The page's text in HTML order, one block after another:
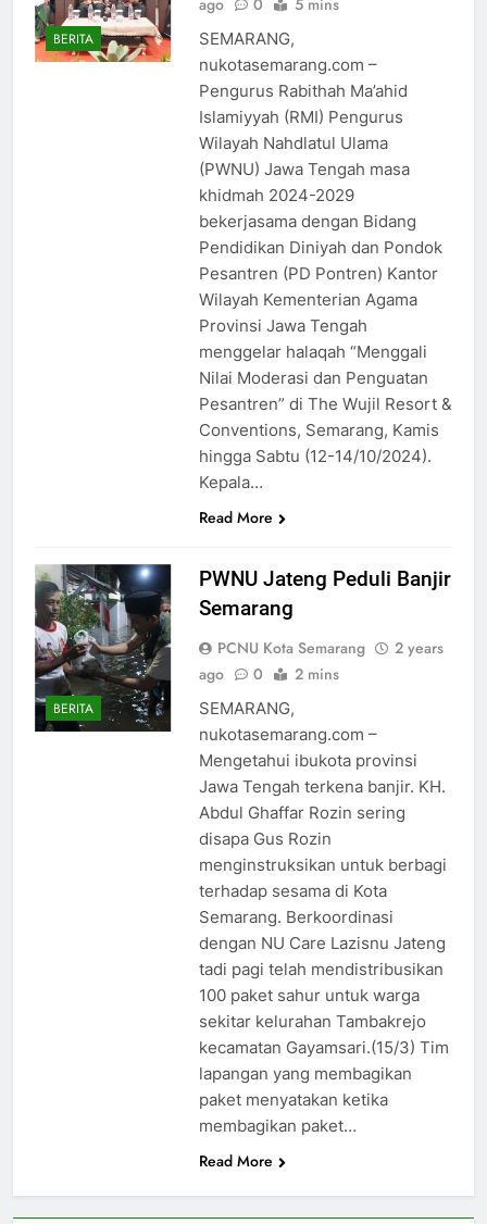
BERITA
ago
0 5 mins
SEMARANG,
nukotasemarang.com –
Pengurus Rabithah Ma’ahid
Islamiyyah (RMI) Pengurus
Wilayah Nahdlatul Ulama
(PWNU) Jawa Tengah masa
khidmah 2024-2029
bekerjasama dengan Bidang
Pendidikan Diniyah dan Pondok
Pesantren (PD Pontren) Kantor
Wilayah Kementerian Agama
Provinsi Jawa Tengah
menggelar halaqah “Menggali
Nilai Moderasi dan Penguatan
Pesantren” di The Wujil Resort &
Conventions, Semarang, Kamis
hingga Sabtu (12-14/10/2024).
Kepala…
Read More
BERITA
PWNU Jateng Peduli Banjir
Semarang
PCNU Kota Semarang
2 years
ago
0 2 mins
SEMARANG,
nukotasemarang.com –
Mengetahui ibukota provinsi
Jawa Tengah terkena banjir. KH.
Abdul Ghaffar Rozin sering
disapa Gus Rozin
menginstruksikan untuk berbagi
terhadap sesama di Kota
Semarang. Berkoordinasi
dengan NU Care Lazisnu Jateng
tadi pagi telah mendistribusikan
100 paket sahur untuk warga
sekitar kelurahan Tambakrejo
kecamatan Gayamsari.(15/3) Tim
lapangan yang membagikan
paket menyatakan ketika
membagikan paket…
Read More